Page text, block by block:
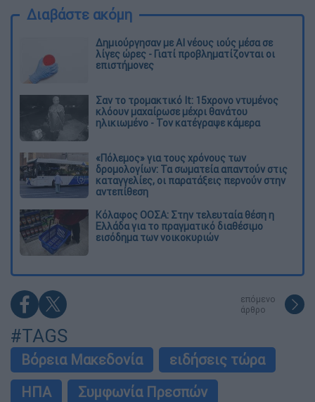
Διαβάστε ακόμη
Δημιούργησαν με AI νέους ιούς μέσα σε
λίγες ώρες - Γιατί προβληματίζονται οι
επιστήμονες
Σαν το τρομακτικό It: 15χρονο ντυμένος
κλόουν μαχαίρωσε μέχρι θανάτου
ηλικιωμένο - Τον κατέγραψε κάμερα
«Πόλεμος» για τους χρόνους των
δρομολογίων: Τα σωματεία απαντούν στις
καταγγελίες, οι παρατάξεις περνούν στην
αντεπίθεση
Κόλαφος ΟΟΣΑ: Στην τελευταία θέση η
Ελλάδα για το πραγματικό διαθέσιμο
εισόδημα των νοικοκυριών
επόμενο
άρθρο
#TAGS
Βόρεια Μακεδονία
ειδήσεις τώρα
ΗΠΑ
Συμφωνία Πρεσπών